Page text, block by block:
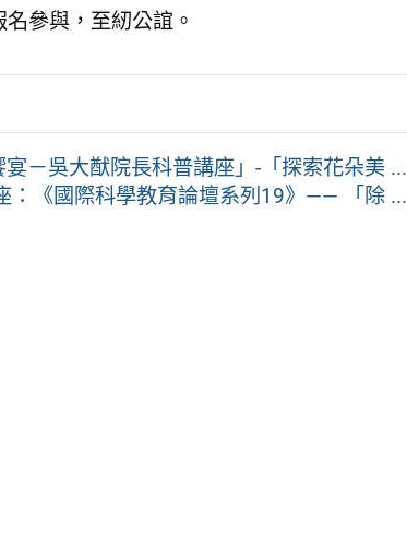
參與，至紉公誼。
－吳大猷院長科普講座」-「探索花朵美 ...
：《國際科學教育論壇系列19》—— 「除 ...